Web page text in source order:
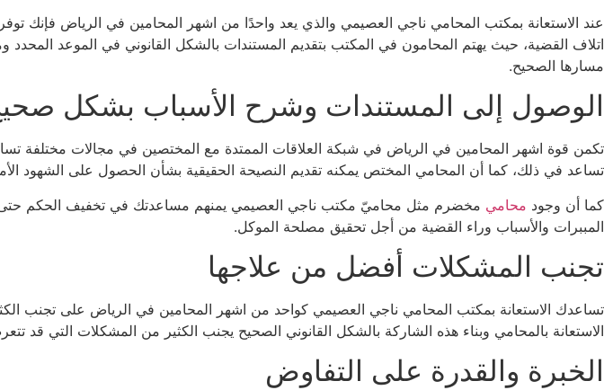
عند الاستعانة بمكتب المحامي ناجي العصيمي والذي يعد واحدًا من اشهر المحامين في الرياض فإنك
اتلاف القضية، حيث يهتم المحامون في المكتب بتقديم المستندات بالشكل القانوني في الموعد
مسارها الصحيح.
الوصول إلى المستندات وشرح الأسباب بشكل
تكمن قوة اشهر المحامين في الرياض في شبكة العلاقات الممتدة مع المختصين في مجالات مختلفة
تساعد في ذلك، كما أن المحامي المختص يمكنه تقديم النصيحة الحقيقية بشأن الحصول على الشهود
كما أن وجود محامي مخضرم مثل محاميّ مكتب ناجي العصيمي يمنهم مساعدتك في تخفيف الحكم حتى
المببرات والأسباب وراء القضية من أجل تحقيق مصلحة الموكل.
تجنب المشكلات أفضل من علاجها
تساعدك الاستعانة بمكتب المحامي ناجي العصيمي كواحد من اشهر المحامين في الرياض على تجنب
الاستعانة بالمحامي وبناء هذه الشاركة بالشكل القانوني الصحيح يجنب الكثير من المشكلات التي قد
الخبرة والقدرة على التفاوض